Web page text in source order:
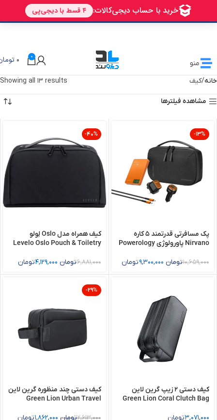
منو
0
0
خانه کیف Showing all 13 results
مشاهده فیلترها
-13%
پک مسافرتی قدرتمند ۵ کاره
Nirvano پاورولوژی Powerology
Kit
10,659,000تومان 9,300,000تومان
-40%
کیف همراه مدل Oslo لِولو
Levelo Oslo Pouch & Toiletry
6,881,000تومان 4,129,000تومان
کیف دستی 2 زیپ گرین لاین
Green Lion Coral Clutch Bag
3,071,000تومان
-29%
کیف دستی چند منظوره گرین لاین
Green Lion Urban Travel
2,613,000تومان 1,862,000تومان
🎁 تخفیف ویژه دیزولند برای اولین خرید شما AVALIN